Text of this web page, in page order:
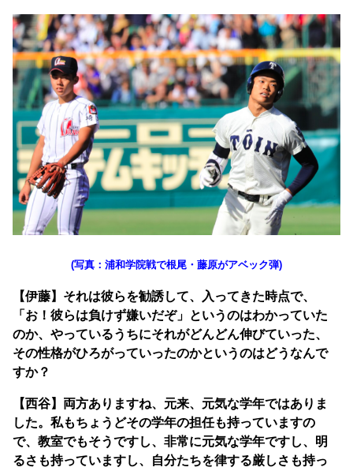
(写真：浦和学院戦で根尾・藤原がアベック弾)
【伊藤】それは彼らを勧誘して、入ってきた時点で、
「お！彼らは負けず嫌いだぞ」というのはわかっていた
のか、やっているうちにそれがどんどん伸びていった、
その性格がひろがっていったのかというのはどうなんで
すか？
【西谷】両方ありますね、元来、元気な学年ではありま
した。私もちょうどその学年の担任も持っていますの
で、教室でもそうですし、非常に元気な学年ですし、明
るさも持っていますし、自分たちを律する厳しさも持っ